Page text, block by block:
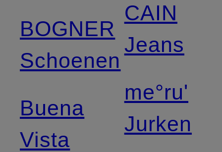
BOGNER
Schoenen
Buena
Vista
CAIN
Jeans
me°ru'
Jurken